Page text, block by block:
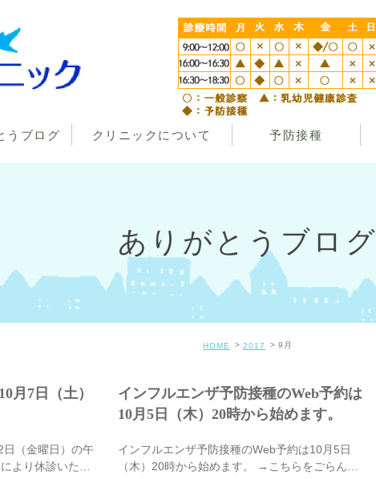
うブログ クリニックについて 予防接種
ありがとうブログ
HOME 2017 9月
月7日（土）
日（金曜日）の午
より休診いたし
インフルエンザ予防接種のWeb予約は
10月5日（木）20時から始めます。
インフルエンザ予防接種のWeb予約は10月5日
（木）20時から始めます。 →こちらをごらん下